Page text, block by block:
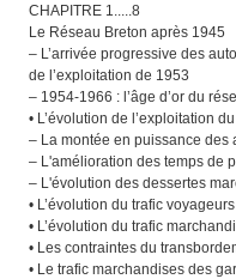
CHAPITRE 1.....8
Le Réseau Breton après 1945
– L’arrivée progressive des
de l’exploitation de 1953
– 1954-1966 : l’âge d’or du
• L’évolution de l’exploitation
– La montée en puissance des
– L'amélioration des temps de
– L'évolution des dessertes
• L’évolution du trafic voyageurs
• L’évolution du trafic
• Les contraintes du
• Le trafic marchandises des